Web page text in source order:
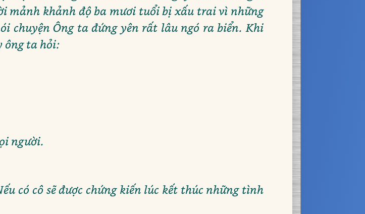
mảnh khảnh độ ba mươi tuổi bị xấu trai vì những
chuyện Ông ta đứng yên rất lâu ngó ra biển. Khi
ông ta hỏi:
người.
có cô sẽ được chứng kiến lúc kết thúc những tình